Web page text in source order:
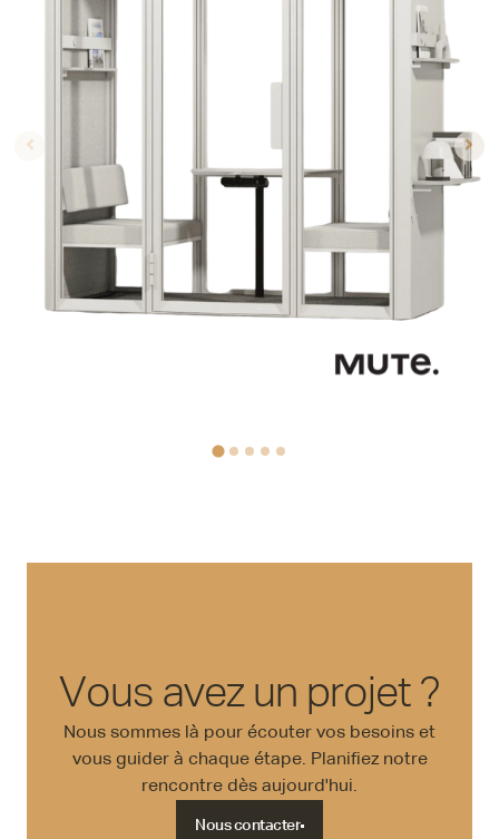
Vous avez un projet ?
Nous sommes là pour écouter vos besoins et
vous guider à chaque étape. Planifiez notre
rencontre dès aujourd'hui.
Nous contacter